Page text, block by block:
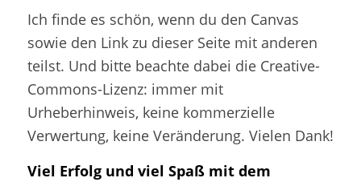
Ich finde es schön, wenn du den Canvas
sowie den Link zu dieser Seite mit anderen
teilst. Und bitte beachte dabei die Creative-
Commons-Lizenz: immer mit
Urheberhinweis, keine kommerzielle
Verwertung, keine Veränderung. Vielen Dank!
Viel Erfolg und viel Spaß mit dem